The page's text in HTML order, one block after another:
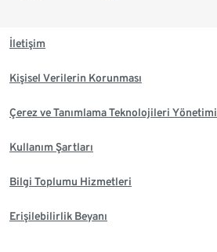
İletişim
Kişisel Verilerin Korunması
Çerez ve Tanımlama Teknolojileri Yönetimi
Kullanım Şartları
Bilgi Toplumu Hizmetleri
Erişilebilirlik Beyanı